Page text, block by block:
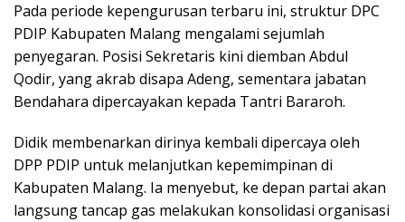
Pada periode kepengurusan terbaru ini, struktur DPC
PDIP Kabupaten Malang mengalami sejumlah
penyegaran. Posisi Sekretaris kini diemban Abdul
Qodir, yang akrab disapa Adeng, sementara jabatan
Bendahara dipercayakan kepada Tantri Bararoh.
Didik membenarkan dirinya kembali dipercaya oleh
DPP PDIP untuk melanjutkan kepemimpinan di
Kabupaten Malang. Ia menyebut, ke depan partai akan
langsung tancap gas melakukan konsolidasi organisasi